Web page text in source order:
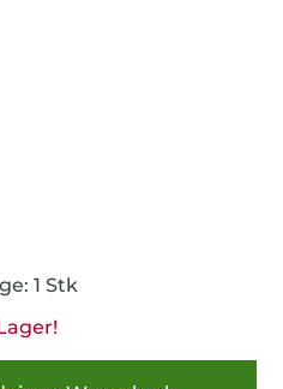
1 Stk